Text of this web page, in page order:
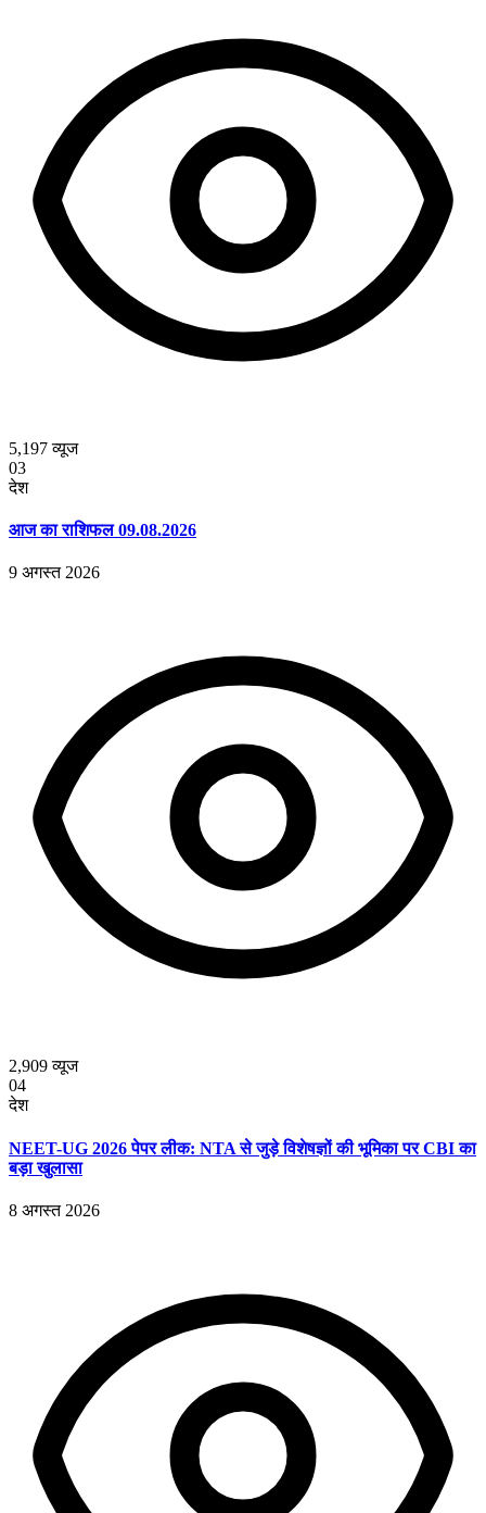
5,197व्यूज
03
देश
आज का राशिफल 09.08.2026
9 अगस्त 2026
2,909व्यूज
04
देश
NEET-UG 2026 पेपर लीक: NTA से जुड़े विशेषज्ञों की भूमिका पर CBI का
बड़ा खुलासा
8 अगस्त 2026